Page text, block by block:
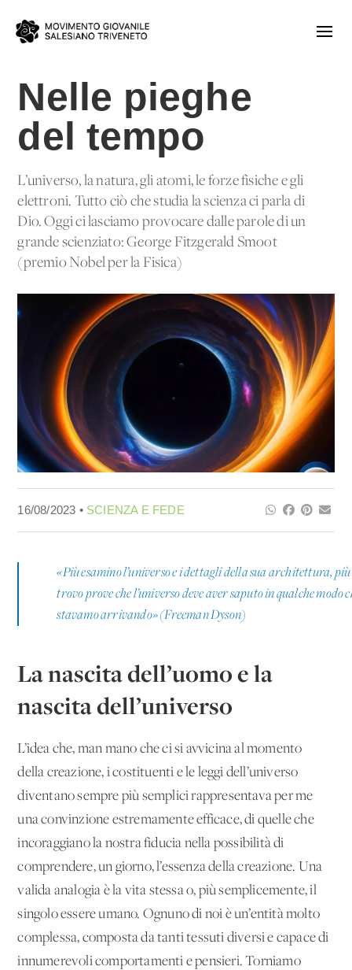
Nelle pieghe
del tempo
L’universo, la natura, gli atomi, le forze fisiche e gli
elettroni. Tutto ciò che studia la scienza ci parla di
Dio. Oggi ci lasciamo provocare dalle parole di un
grande scienziato: George Fitzgerald Smoot
(premio Nobel per la Fisica)
16/08/2023 • SCIENZA E FEDE
«Più esamino l’universo e i dettagli della sua architettura, più
trovo prove che l’universo deve aver saputo in qualche modo
stavamo arrivando» (Freeman Dyson)
La nascita dell’uomo e la
nascita dell’universo
L’idea che, man mano che ci si avvicina al momento
della creazione, i costituenti e le leggi dell’universo
diventano sempre più semplici rappresentava per me
una convinzione estremamente efficace, di quelle che
incoraggiano la nostra fiducia nella possibilità di
comprendere, un giorno, l’essenza della creazione. Una
valida analogia è la vita stessa o, più semplicemente, il
singolo essere umano. Ognuno di noi è un’entità molto
complessa, composta da tanti tessuti diversi e capace di
innumerevoli comportamenti e pensieri. Torniamo